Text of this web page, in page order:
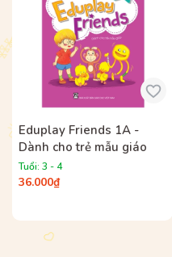
Eduplay Friends 1A -
Dành cho trẻ mẫu giáo
Tuổi: 3 - 4
36.000₫